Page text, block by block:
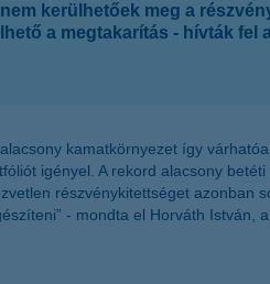
kerülhetőek meg a
a megtakarítás - hívták fel
kamatkörnyezet így
igényel. A rekord alacsony
részvénykitettséget azonban
- mondta el Horváth István,